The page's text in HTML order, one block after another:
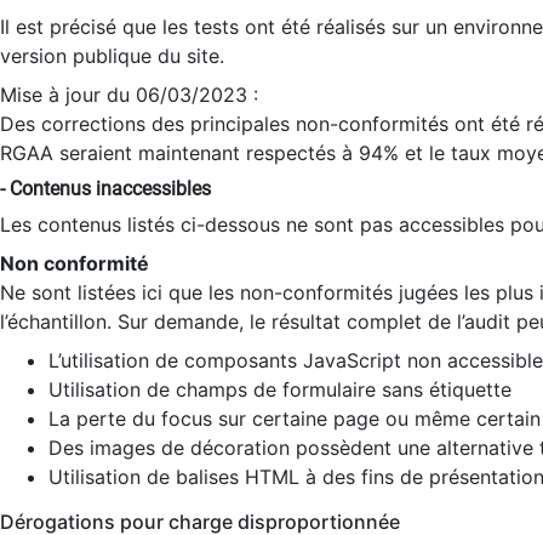
Il est précisé que les tests ont été réalisés sur un
version publique du site.
Mise à jour du 06/03/2023 :
Des corrections des principales non-conformités ont été
RGAA seraient maintenant respectés à 94% et le taux
- Contenus inaccessibles
Les contenus listés ci-dessous ne sont pas accessibles
Non conformité
Ne sont listées ici que les non-conformités jugées les
l’échantillon. Sur demande, le résultat complet de l’audit
L’utilisation de composants JavaScript non
Utilisation de champs de formulaire sans étiquette
La perte du focus sur certaine page ou même
Des images de décoration possèdent une alternative
Utilisation de balises HTML à des fins de
Dérogations pour charge disproportionnée